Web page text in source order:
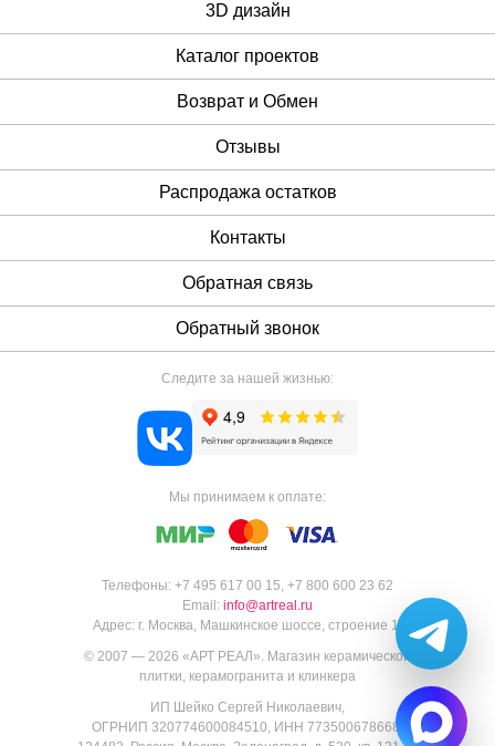
3D дизайн
Каталог проектов
Возврат и Обмен
Отзывы
Распродажа остатков
Контакты
Обратная связь
Обратный звонок
Телефоны: +7 495 617 00 15, +7 800 600 23 62
Email: info@artreal.ru
Адрес: г. Москва, Машкинское шоссе, строение 1.
© 2007 — 2026 «АРТ РЕАЛ ». Магазин керамической
плитки, керамогранита и клинкера
ИП Шейко Сергей Николаевич,
ОГРНИП 320774600084510, ИНН 773500678668,
Следите за нашей жизнью:
Мы принимаем к оплате: